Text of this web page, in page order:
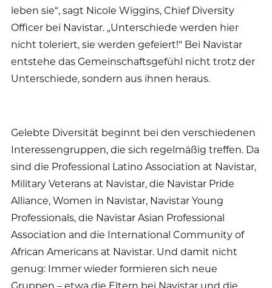
leben sie“, sagt Nicole Wiggins, Chief Diversity
Officer bei Navistar. „Unterschiede werden hier
nicht toleriert, sie werden gefeiert!“ Bei Navistar
entstehe das Gemeinschaftsgefühl nicht trotz der
Unterschiede, sondern aus ihnen heraus.
Gelebte Diversität beginnt bei den verschiedenen
Interessengruppen, die sich regelmäßig treffen. Da
sind die Professional Latino Association at Navistar,
Military Veterans at Navistar, die Navistar Pride
Alliance, Women in Navistar, Navistar Young
Professionals, die Navistar Asian Professional
Association and die International Community of
African Americans at Navistar. Und damit nicht
genug: Immer wieder formieren sich neue
Gruppen – etwa die Eltern bei Navistar und die